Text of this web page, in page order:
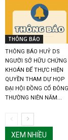
THÔNG BÁO
THÔNG BÁO HUỶ DS
NGƯỜI SỞ HỮU CHỨNG
KHOÁN ĐỂ THỰC HIỆN
QUYỀN THAM DỰ HỌP
ĐẠI HỘI ĐỒNG CỔ ĐÔNG
THƯỜNG NIÊN NĂM...
XEM NHIỀU